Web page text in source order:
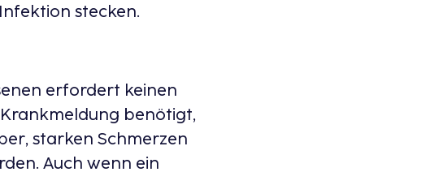
stecken.
erfordert keinen
benötigt,
starken Schmerzen
Auch wenn ein